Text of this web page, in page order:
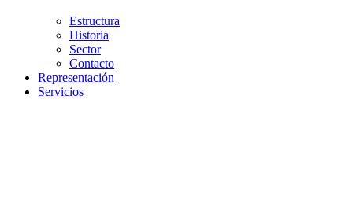
Estructura
Historia
Sector
Contacto
Representación
Servicios